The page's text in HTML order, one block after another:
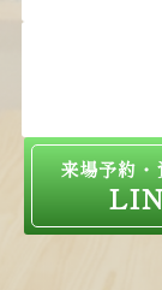
来場予約・